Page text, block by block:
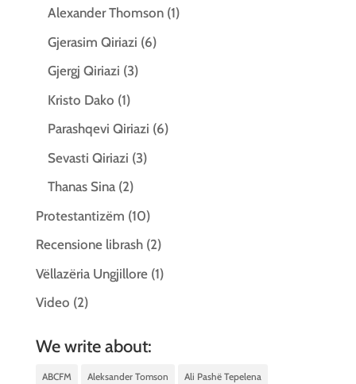
Alexander Thomson(1)
Gjerasim Qiriazi (6)
Gjergj Qiriazi (3)
Kristo Dako (1)
Parashqevi Qiriazi (6)
Sevasti Qiriazi (3)
Thanas Sina(2)
Protestantizëm (10)
Recensione librash(2)
Vëllazëria Ungjillore(1)
Video (2)
We write about:
ABCFM Aleksander Tomson Ali Pashë Tepelena